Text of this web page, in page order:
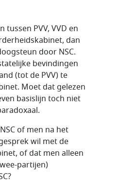
PVV, VVD en
dan
door NSC.
bevindingen
(tot de PVV) te
Moet dat gelezen
basislijn toch niet
of men na het
wil met de
of dat men alleen
partijen)